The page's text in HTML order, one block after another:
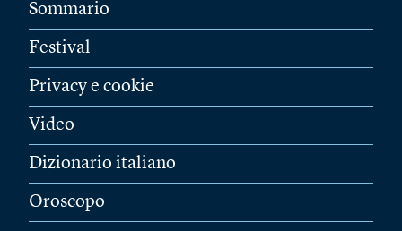
Sommario
Festival
Privacy e cookie
Video
Dizionario italiano
Oroscopo